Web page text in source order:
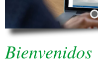
Bienvenidos